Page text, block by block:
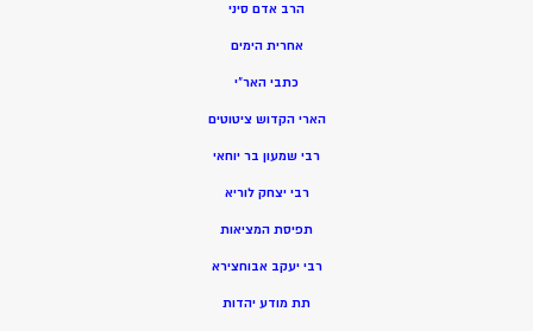
הרב אדם סיני
אחרית הימים
כתבי האר”י
הארי הקדוש ציטוטים
רבי שמעון בר יוחאי
רבי יצחק לוריא
תפיסת המציאות
רבי יעקב אבוחצירא
תת מודע יהדות